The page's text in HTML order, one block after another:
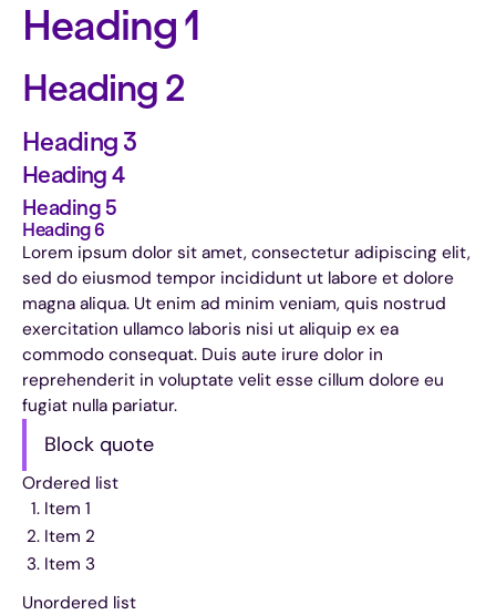
Heading 1
Heading 2
Heading 3
Heading 4
Heading 5
Heading 6
Lorem ipsum dolor sit amet, consectetur adipiscing elit,
sed do eiusmod tempor incididunt ut labore et dolore
magna aliqua. Ut enim ad minim veniam, quis nostrud
exercitation ullamco laboris nisi ut aliquip ex ea
commodo consequat. Duis aute irure dolor in
reprehenderit in voluptate velit esse cillum dolore eu
fugiat nulla pariatur.
Block quote
Ordered list
Item 1
Item 2
Item 3
Unordered list